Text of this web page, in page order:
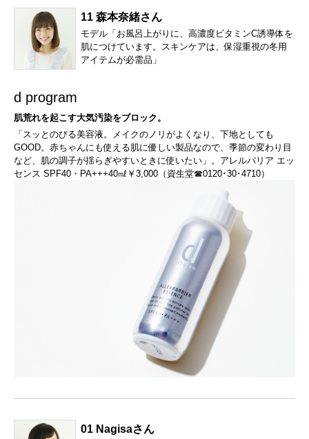
11 森本奈緒さん
モデル「お風呂上がりに、高濃度ビタミンC誘導体を
肌につけています。スキンケアは、保湿重視の冬用
アイテムが必需品」
d program
肌荒れを起こす大気汚染をブロック。
「スッとのびる美容液。メイクのノリがよくなり、下地としても
GOOD。赤ちゃんにも使える肌に優しい製品なので、季節の変わり目
など、肌の調子が揺らぎやすいときに使いたい」。アレルバリア エッ
センス SPF40・PA+++40㎖￥3,000（資生堂☎0120･30･4710）
01 Nagisaさん